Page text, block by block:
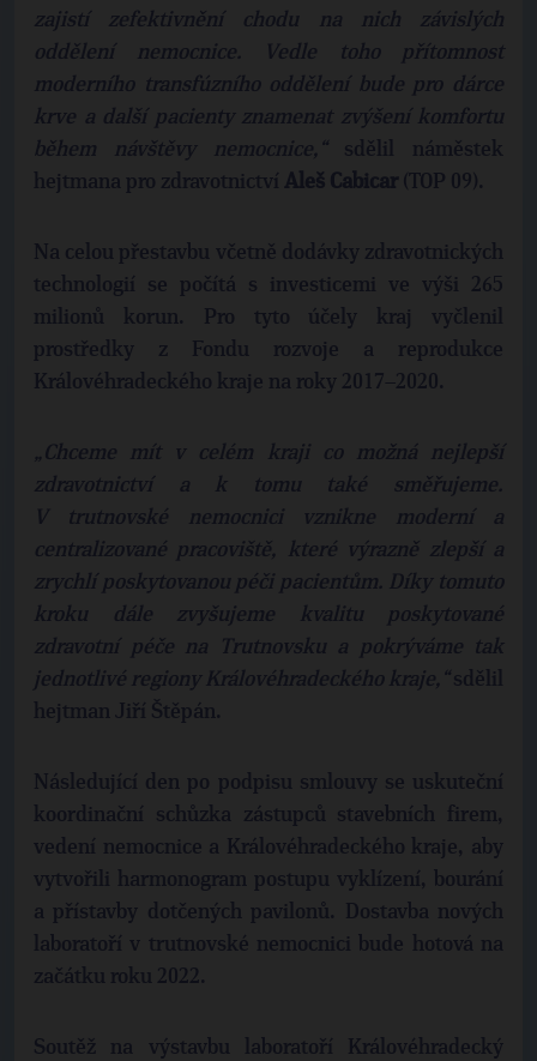
zajistí zefektivnění chodu na nich závislých
oddělení nemocnice. Vedle toho přítomnost
moderního transfúzního oddělení bude pro dárce
krve a další pacienty znamenat zvýšení komfortu
během návštěvy nemocnice,“sdělil náměstek
hejtmana pro zdravotnictví Aleš Cabicar (TOP 09).
Na celou přestavbu včetně dodávky zdravotnických
technologií se počítá s investicemi ve výši 265
milionů korun. Pro tyto účely kraj vyčlenil
prostředky z Fondu rozvoje a reprodukce
Královéhradeckého kraje na roky 2017–2020.
„Chceme mít v celém kraji co možná nejlepší
zdravotnictví a k tomu také směřujeme.
V trutnovské nemocnici vznikne moderní a
centralizované pracoviště, které výrazně zlepší a
zrychlí poskytovanou péči pacientům. Díky tomuto
kroku dále zvyšujeme kvalitu poskytované
zdravotní péče na Trutnovsku a pokrýváme tak
jednotlivé regiony Královéhradeckého kraje,“sdělil
hejtman Jiří Štěpán.
Následující den po podpisu smlouvy se uskuteční
koordinační schůzka zástupců stavebních firem,
vedení nemocnice a Královéhradeckého kraje, aby
vytvořili harmonogram postupu vyklízení, bourání
a přístavby dotčených pavilonů. Dostavba nových
laboratoří v trutnovské nemocnici bude hotová na
začátku roku 2022.
Soutěž na výstavbu laboratoří Královéhradecký